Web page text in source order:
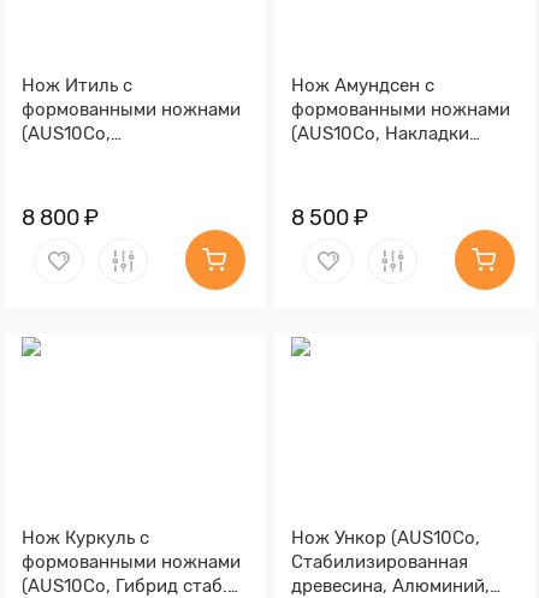
Нож Итиль с
формованными ножнами
(AUS10Co,
Обработка клинка
Stonewash)
8 800 ₽
Нож Амундсен с
формованными ножнами
(AUS10Co, Накладки
Stonewash)
8 500 ₽
Нож Куркуль с
формованными ножнами
(AUS10Co, Гибрид стаб.
Нож Ункор (AUS10Co,
Стабилизированная
древесина, Алюминий,